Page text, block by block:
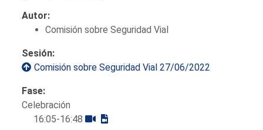
Autor:
Comisión sobre Seguridad Vial
Sesión:
Comisión sobre Seguridad Vial 27/06/2022
Fase:
Celebración
16:05-16:48